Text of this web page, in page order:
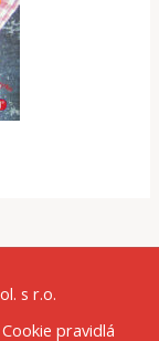
s r.o.
Cookie pravidlá